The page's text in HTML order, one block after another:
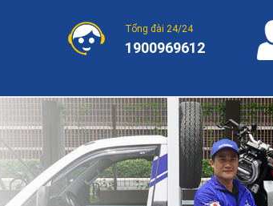
Tổng đài 24/24
1900969612